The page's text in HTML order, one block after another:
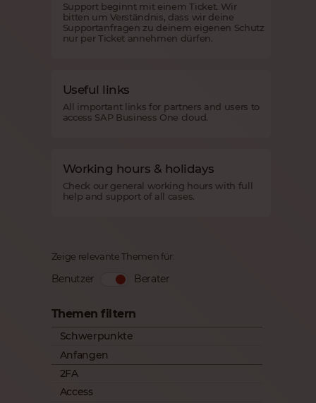
Zeige relevante Themen für:
Benutzer Berater
Themen filtern
Schwerpunkte
Anfangen
2FA
Access
Support beginnt mit einem Ticket. Wir
bitten um Verständnis, dass wir deine
Supportanfragen zu deinem eigenen Schutz
nur per Ticket annehmen dürfen.
Useful links
All important links for partners and users to
access SAP Business One cloud.
Working hours & holidays
Check our general working hours with full
help and support of all cases.